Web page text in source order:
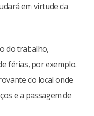
em virtude da
do trabalho,
férias, por exemplo.
do local onde
e a passagem de